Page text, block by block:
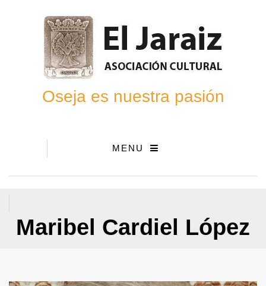
Oseja es nuestra pasión
MENU
Maribel Cardiel López